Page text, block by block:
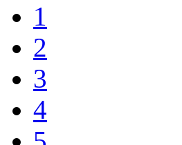
1
2
3
4